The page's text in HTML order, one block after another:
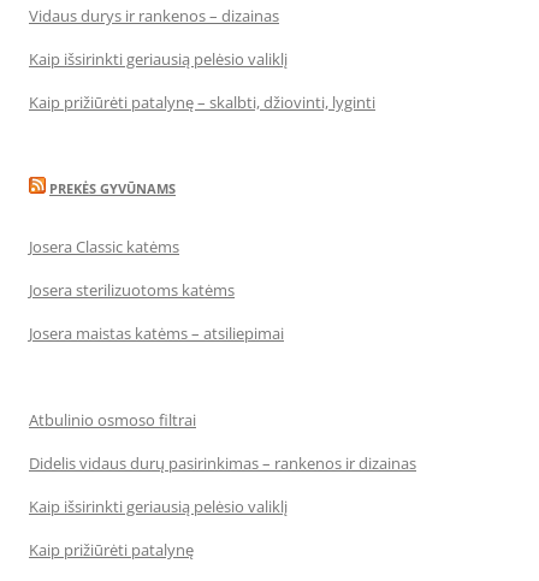
Vidaus durys ir rankenos – dizainas
Kaip išsirinkti geriausią pelėsio valiklį
Kaip prižiūrėti patalynę – skalbti, džiovinti, lyginti
PREKĖS GYVŪNAMS
Josera Classic katėms
Josera sterilizuotoms katėms
Josera maistas katėms – atsiliepimai
Atbulinio osmoso filtrai
Didelis vidaus durų pasirinkimas – rankenos ir dizainas
Kaip išsirinkti geriausią pelėsio valiklį
Kaip prižiūrėti patalynę